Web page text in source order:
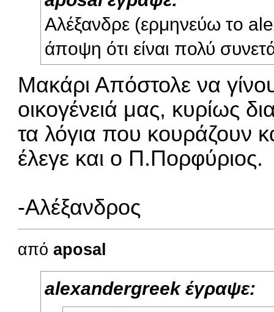
Αλέξανδρε (ερμηνεύω το
άποψη ότι είναι πολύ
Μακάρι Απόστολε να
οικογένειά μας, κυρίως
τα λόγια που κουράζουν
έλεγε και ο Π.Πορφύριος.
-Αλέξανδρος
απόaposal
alexandergreek έγραψε: